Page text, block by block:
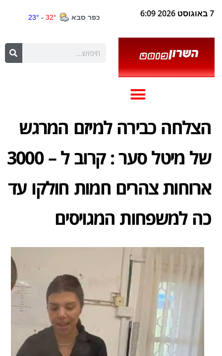
7 באוגוסט 2026 6:09
הצלחה כבירה למיזם המרגש
של מיטל סער : קרוב ל – 3000
ארוחות צהרים חמות חולקו עד
כה למשפחות המגויסים